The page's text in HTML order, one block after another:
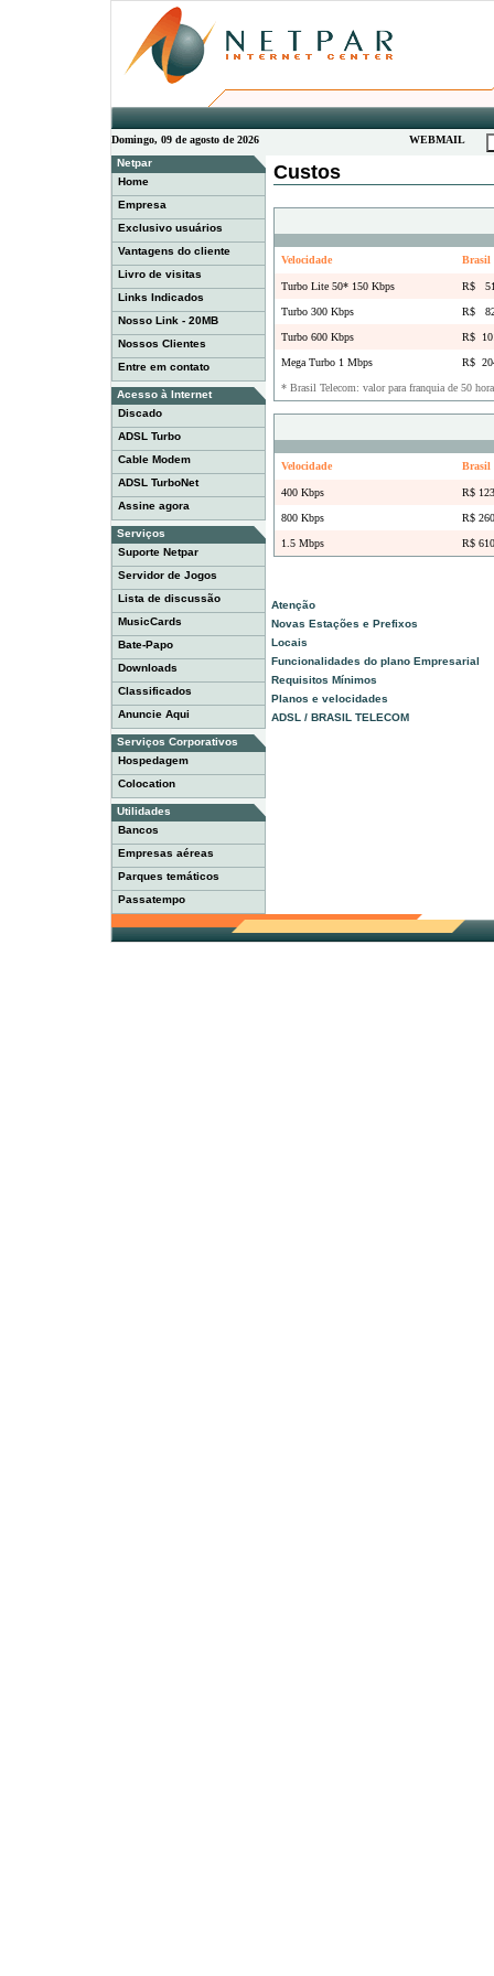
Domingo, 09 de agosto de 2026
WEBMAIL
Netpar
Home
Empresa
Exclusivo usuários
Vantagens do cliente
Livro de visitas
Links Indicados
Nosso Link - 20MB
Nossos Clientes
Entre em contato
Acesso à Internet
Discado
ADSL Turbo
Cable Modem
ADSL TurboNet
Assine agora
Serviços
Suporte Netpar
Servidor de Jogos
Lista de discussão
MusicCards
Bate-Papo
Downloads
Classificados
Anuncie Aqui
Serviços Corporativos
Hospedagem
Colocation
Utilidades
Bancos
Empresas aéreas
Parques temáticos
Passatempo
Custos
Velocidade Brasil
Turbo Lite 50* 150 Kbps R$
Turbo 300 Kbps R$
Turbo 600 Kbps R$
Mega Turbo 1 Mbps R$
* Brasil Telecom: valor para franquia de 50
Velocidade Brasil
400 Kbps R$
800 Kbps R$
1.5 Mbps R$
Atenção
Novas Estações e Prefixos
Locais
Funcionalidades do plano Empresarial
Requisitos Mínimos
Planos e velocidades
ADSL / BRASIL TELECOM